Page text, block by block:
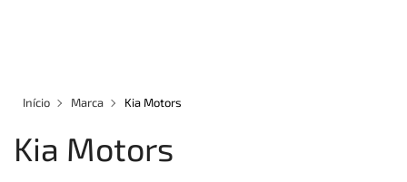
Início Marca Kia Motors
Kia Motors
Site Seguro- Compre com Segurança